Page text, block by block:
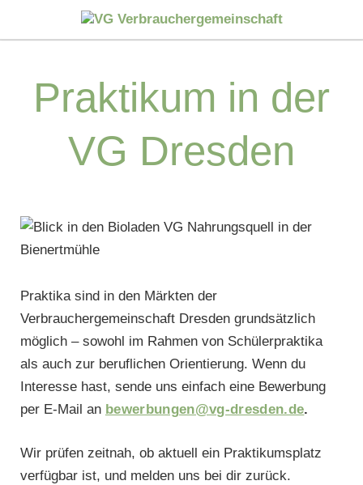
Praktikum in der
VG Dresden
Praktika sind in den Märkten der
Verbrauchergemeinschaft Dresden grundsätzlich
möglich – sowohl im Rahmen von Schülerpraktika
als auch zur beruflichen Orientierung. Wenn du
Interesse hast, sende uns einfach eine Bewerbung
per E-Mail an bewerbungen@vg-dresden.de.
Wir prüfen zeitnah, ob aktuell ein Praktikumsplatz
verfügbar ist, und melden uns bei dir zurück.